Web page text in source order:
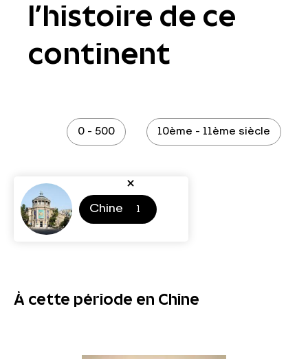
l’histoire de ce
continent
0 - 500 10ème - 11ème siècle
Chine
À cette période en Chine